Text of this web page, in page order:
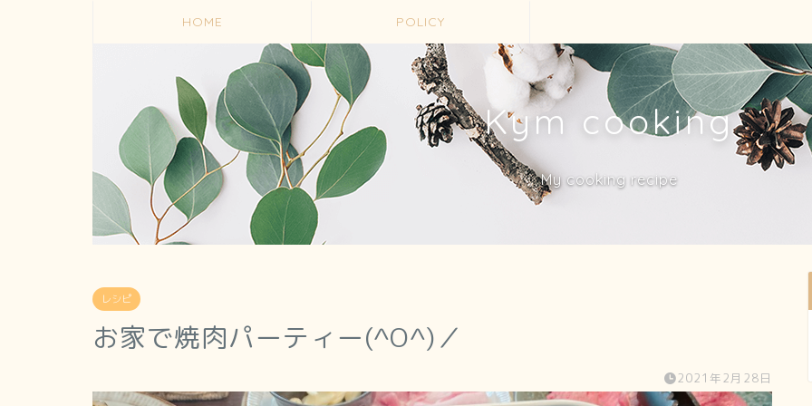
HOME POLICY
Kym cooking
My cooking recipe
レシピ
お家で焼肉パーティー(^O^)／
2021年2月28日